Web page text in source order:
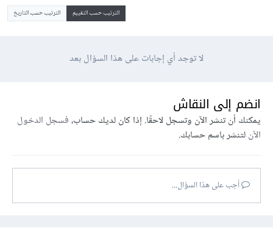
الترتيب حسب التقييم الترتيب حسب التاريخ
لا توجد أي إجابات على هذا السؤال بعد
انضم إلى النقاش
يمكنك أن تنشر الآن وتسجل لاحقًا. إذا كان لديك حساب،فسجل الدخول
الآنلتنشر باسم حسابك.
أجب على هذا السؤال...